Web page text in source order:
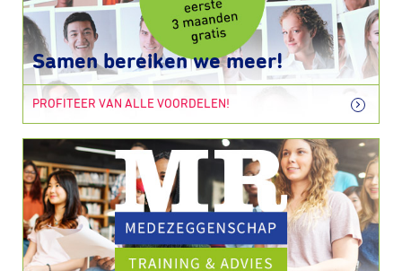
Samen bereiken we meer!
PROFITEER VAN ALLE VOORDELEN!